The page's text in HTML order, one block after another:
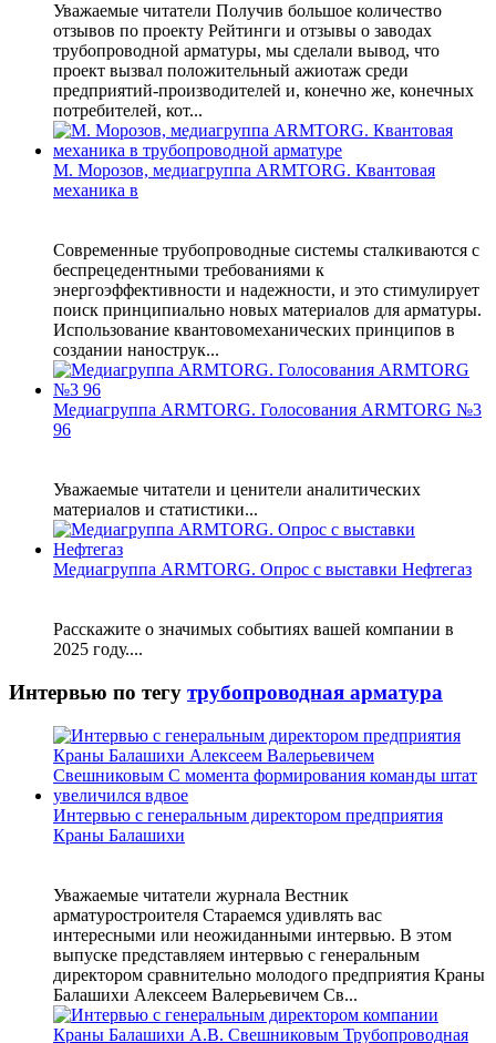
Уважаемые читатели Получив большое количество
отзывов по проекту Рейтинги и отзывы о заводах
трубопроводной арматуры, мы сделали вывод, что
проект вызвал положительный ажиотаж среди
предприятий-производителей и, конечно же, конечных
потребителей, кот...
М. Морозов, медиагруппа ARMTORG. Квантовая
механика в
Современные трубопроводные системы сталкиваются с
беспрецедентными требованиями к
энергоэффективности и надежности, и это стимулирует
поиск принципиально новых материалов для арматуры.
Использование квантовомеханических принципов в
создании нанострук...
Медиагруппа ARMTORG. Голосования ARMTORG №3
96
Уважаемые читатели и ценители аналитических
материалов и статистики...
Медиагруппа ARMTORG. Опрос с выставки Нефтегаз
Расскажите о значимых событиях вашей компании в
2025 году....
Интервью по тегу трубопроводная арматура
Интервью с генеральным директором предприятия
Краны Балашихи
Уважаемые читатели журнала Вестник
арматуростроителя Стараемся удивлять вас
интересными или неожиданными интервью. В этом
выпуске представляем интервью с генеральным
директором сравнительно молодого предприятия Краны
Балашихи Алексеем Валерьевичем Св...